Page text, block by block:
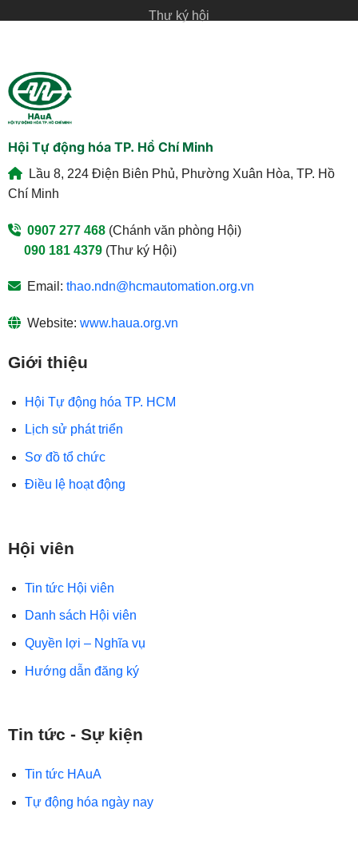
Thư ký hội
Hội Tự động hóa TP. Hồ Chí Minh
Lầu 8, 224 Điện Biên Phủ, Phường Xuân Hòa, TP. Hồ
Chí Minh
0907 277 468 (Chánh văn phòng Hội)
090 181 4379(Thư ký Hội)
Email: thao.ndn@hcmautomation.org.vn
Website: www.haua.org.vn
Giới thiệu
Hội Tự động hóa TP. HCM
Lịch sử phát triển
Sơ đồ tổ chức
Điều lệ hoạt động
Hội viên
Tin tức Hội viên
Danh sách Hội viên
Quyền lợi – Nghĩa vụ
Hướng dẫn đăng ký
Tin tức - Sự kiện
Tin tức HAuA
Tự động hóa ngày nay